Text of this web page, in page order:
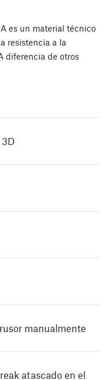
es un material técnico
resistencia a la
diferencia de otros
manualmente
atascado en el